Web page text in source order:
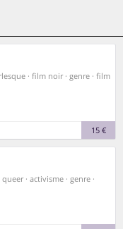
· film noir · genre · film
15 €
· activisme · genre ·